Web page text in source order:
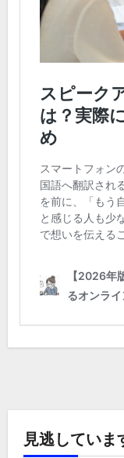
見逃していま